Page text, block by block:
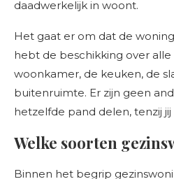
daadwerkelijk in woont.
Het gaat er om dat de
hebt de beschikking over alle
woonkamer, de keuken, de
buitenruimte. Er zijn geen
hetzelfde pand delen, tenzij jij
Welke soorten
Binnen het begrip